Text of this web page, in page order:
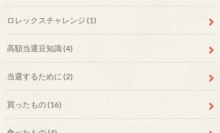
ロレックスチャレンジ (1)
高額当選豆知識 (4)
当選するために (2)
買ったもの(16)